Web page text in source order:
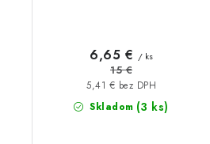
Skladom (3 ks)
5,41 € bez DPH
6,65 € / ks
15 €